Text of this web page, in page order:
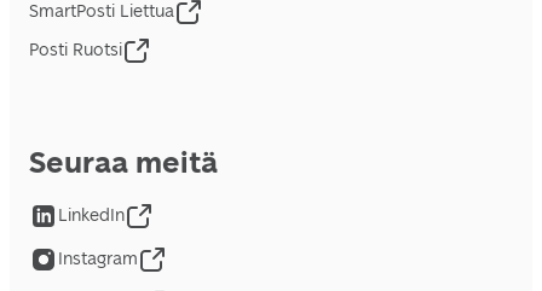
SmartPosti Liettua
Posti Ruotsi
Seuraa meitä
LinkedIn
Instagram